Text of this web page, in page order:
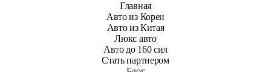
Главная
Авто из Кореи
Авто из Китая
Люкс авто
Авто до 160 сил
Стать партнером